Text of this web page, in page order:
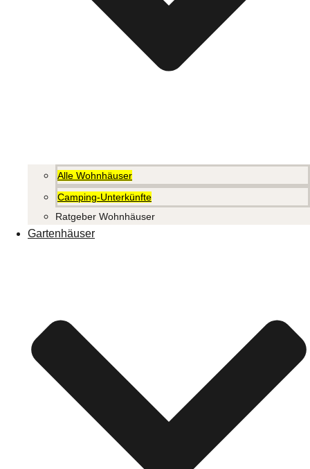
Alle Wohnhäuser
Camping-Unterkünfte
Ratgeber Wohnhäuser
Gartenhäuser